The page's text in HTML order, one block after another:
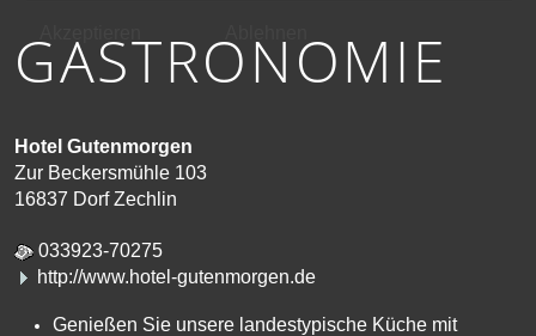
GASTRONOMIE
Hotel Gutenmorgen
Zur Beckersmühle 103
16837 Dorf Zechlin
033923-70275
http://www.hotel-gutenmorgen.de
Genießen Sie unsere landestypische Küche mit